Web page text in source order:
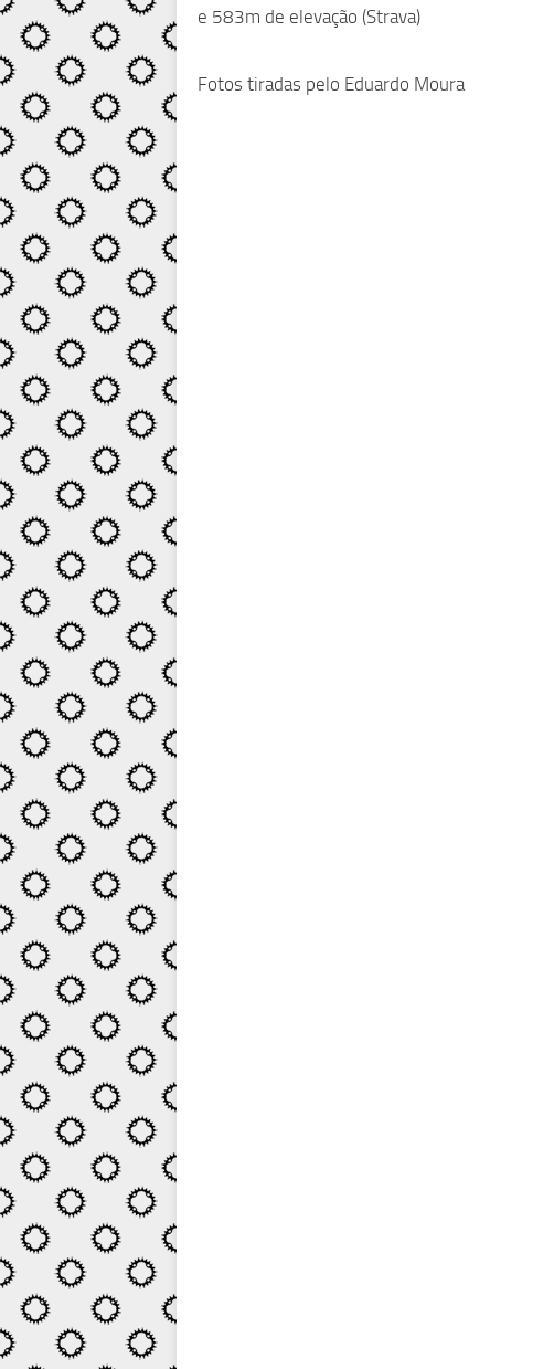
e 583m de elevação (Strava)
Fotos tiradas pelo Eduardo Moura